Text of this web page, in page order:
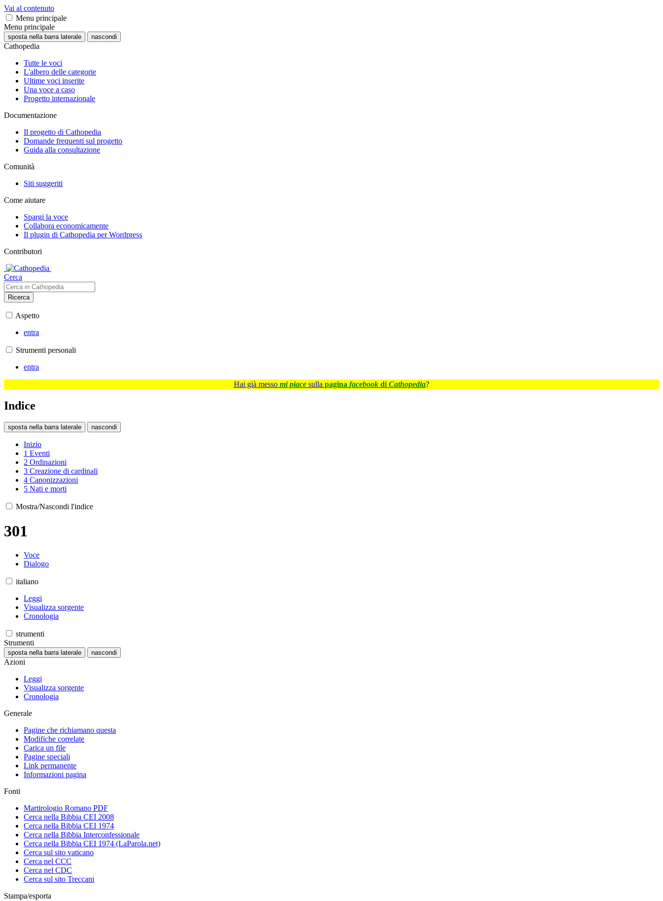
Vai al contenuto
Menu principale
Menu principale
sposta nella barra laterale nascondi
Cathopedia
Tutte le voci
L'albero delle categorie
Ultime voci inserite
Una voce a caso
Progetto internazionale
Documentazione
Il progetto di Cathopedia
Domande frequenti sul progetto
Guida alla consultazione
Comunità
Siti suggeriti
Come aiutare
Spargi la voce
Collabora economicamente
Il plugin di Cathopedia per Wordpress
Contributori
Cerca
Ricerca
Aspetto
entra
Strumenti personali
entra
Hai già messo mi piace sulla pagina facebook di Cathopedia?
Indice
sposta nella barra laterale nascondi
Inizio
1 Eventi
2 Ordinazioni
3 Creazione di cardinali
4 Canonizzazioni
5 Nati e morti
Mostra/Nascondi l'indice
301
Voce
Dialogo
italiano
Leggi
Visualizza sorgente
Cronologia
strumenti
Strumenti
sposta nella barra laterale nascondi
Azioni
Leggi
Visualizza sorgente
Cronologia
Generale
Pagine che richiamano questa
Modifiche correlate
Carica un file
Pagine speciali
Link permanente
Informazioni pagina
Fonti
Martirologio Romano PDF
Cerca nella Bibbia CEI 2008
Cerca nella Bibbia CEI 1974
Cerca nella Bibbia Interconfessionale
Cerca nella Bibbia CEI 1974 (LaParola.net)
Cerca sul sito vaticano
Cerca nel CCC
Cerca nel CDC
Cerca sul sito Treccani
Stampa/esporta